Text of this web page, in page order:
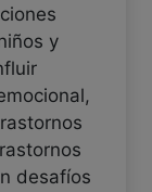
y
desafíos